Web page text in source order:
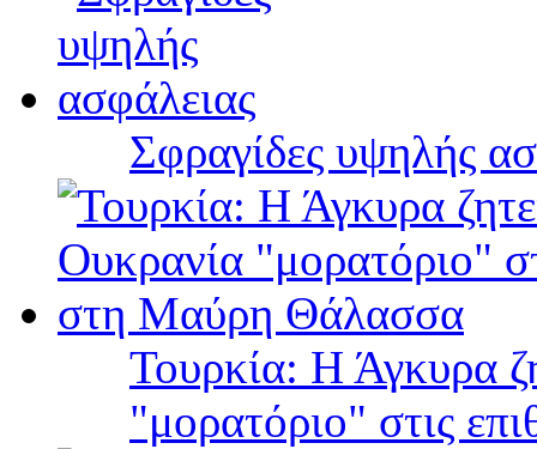
Σφραγίδες υψηλής
Τουρκία: Η Άγκυρα
"μορατόριο" στις